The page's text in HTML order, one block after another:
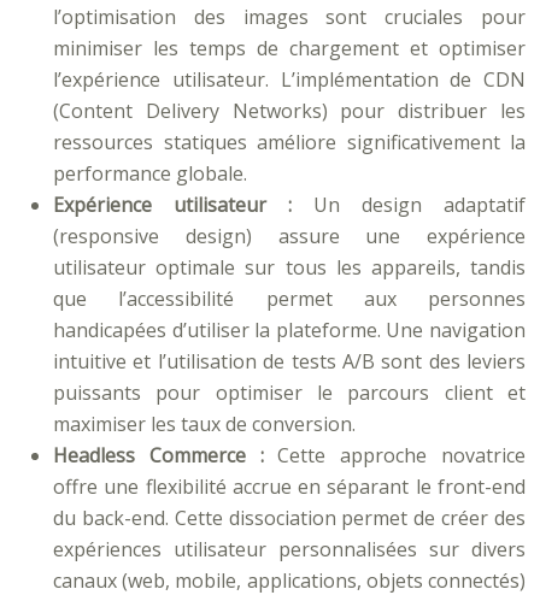
l’optimisation des images sont cruciales pour
minimiser les temps de chargement et optimiser
l’expérience utilisateur. L’implémentation de CDN
(Content Delivery Networks) pour distribuer les
ressources statiques améliore significativement la
performance globale.
Expérience utilisateur : Un design adaptatif
(responsive design) assure une expérience
utilisateur optimale sur tous les appareils, tandis
que l’accessibilité permet aux personnes
handicapées d’utiliser la plateforme. Une navigation
intuitive et l’utilisation de tests A/B sont des leviers
puissants pour optimiser le parcours client et
maximiser les taux de conversion.
Headless Commerce :Cette approche novatrice
offre une flexibilité accrue en séparant le front-end
du back-end. Cette dissociation permet de créer des
expériences utilisateur personnalisées sur divers
canaux (web, mobile, applications, objets connectés)